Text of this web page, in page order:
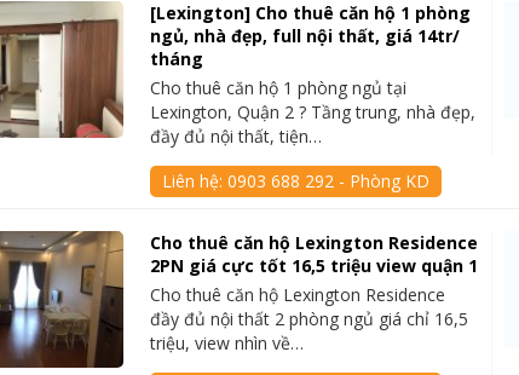
[Lexington] Cho thuê căn hộ 1 phòng
ngủ, nhà đẹp, full nội thất, giá 14tr/
tháng
Cho thuê căn hộ 1 phòng ngủ tại
Lexington, Quận 2 ? Tầng trung, nhà đẹp,
đầy đủ nội thất, tiện…
Liên hệ:0903 688 292 - Phòng KD
Cho thuê căn hộ Lexington Residence
2PN giá cực tốt 16,5 triệu view quận 1
Cho thuê căn hộ Lexington Residence
đầy đủ nội thất 2 phòng ngủ giá chỉ 16,5
triệu, view nhìn về…